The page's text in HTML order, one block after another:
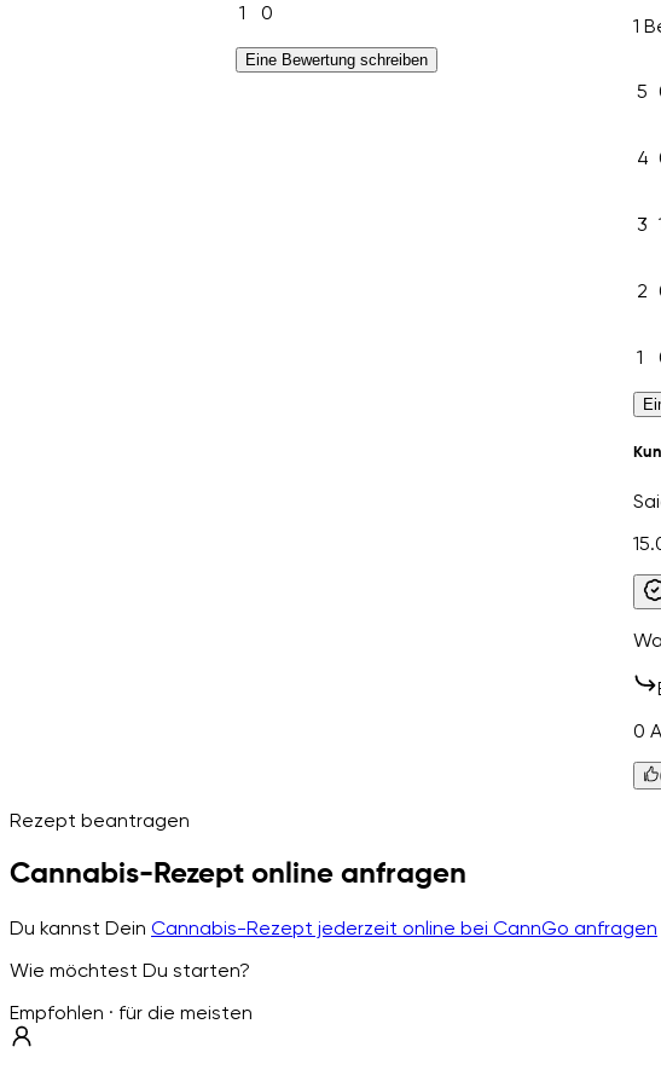
1 0
Eine Bewertung schreiben
1
5
4
3
2
1
0
Rezept beantragen
Cannabis-Rezept online anfragen
Du kannst Dein Cannabis-Rezept jederzeit online bei CannGo anfragen
Wie möchtest Du starten?
Empfohlen · für die meisten